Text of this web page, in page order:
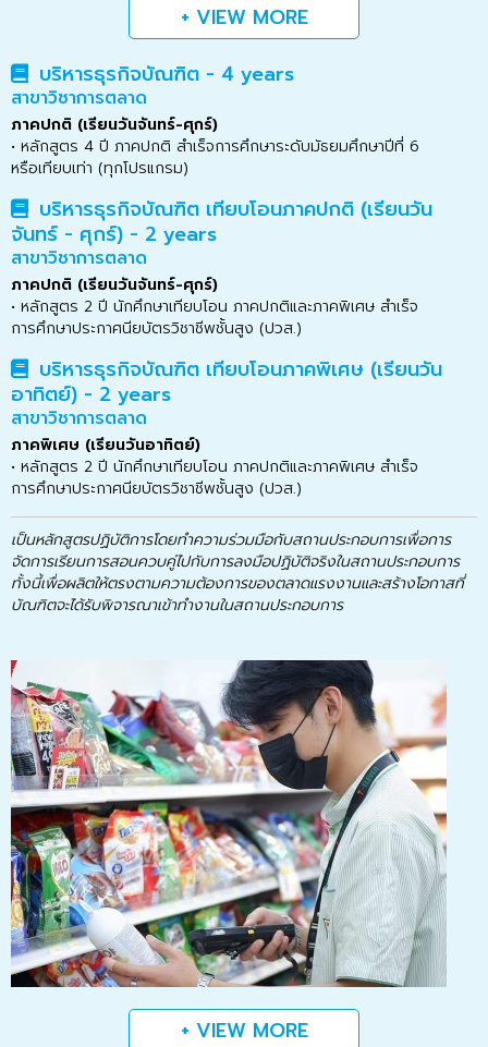
+ VIEW MORE
บริหารธุรกิจบัณฑิต - 4 years
สาขาวิชาการตลาด
ภาคปกติ (เรียนวันจันทร์-ศุกร์)
• หลักสูตร 4 ปี ภาคปกติ สำเร็จการศึกษาระดับมัธยมศึกษาปีที่ 6
หรือเทียบเท่า (ทุกโปรแกรม)
บริหารธุรกิจบัณฑิต เทียบโอนภาคปกติ (เรียนวัน
จันทร์ - ศุกร์) - 2 years
สาขาวิชาการตลาด
ภาคปกติ (เรียนวันจันทร์-ศุกร์)
• หลักสูตร 2 ปี นักศึกษาเทียบโอน ภาคปกติและภาคพิเศษ สำเร็จ
การศึกษาประกาศนียบัตรวิชาชีพชั้นสูง (ปวส.)
บริหารธุรกิจบัณฑิต เทียบโอนภาคพิเศษ (เรียนวัน
อาทิตย์) - 2 years
สาขาวิชาการตลาด
ภาคพิเศษ (เรียนวันอาทิตย์)
• หลักสูตร 2 ปี นักศึกษาเทียบโอน ภาคปกติและภาคพิเศษ สำเร็จ
การศึกษาประกาศนียบัตรวิชาชีพชั้นสูง (ปวส.)
เป็นหลักสูตรปฏิบัติการโดยทำความร่วมมือกับสถานประกอบการเพื่อการ
จัดการเรียนการสอนควบคู่ไปกับการลงมือปฏิบัติจริงในสถานประกอบการ
ทั้งนี้เพื่อผลิตให้ตรงตามความต้องการของตลาดแรงงานและสร้างโอกาสที่
บัณฑิตจะได้รับพิจารณาเข้าทำงานในสถานประกอบการ
+ VIEW MORE